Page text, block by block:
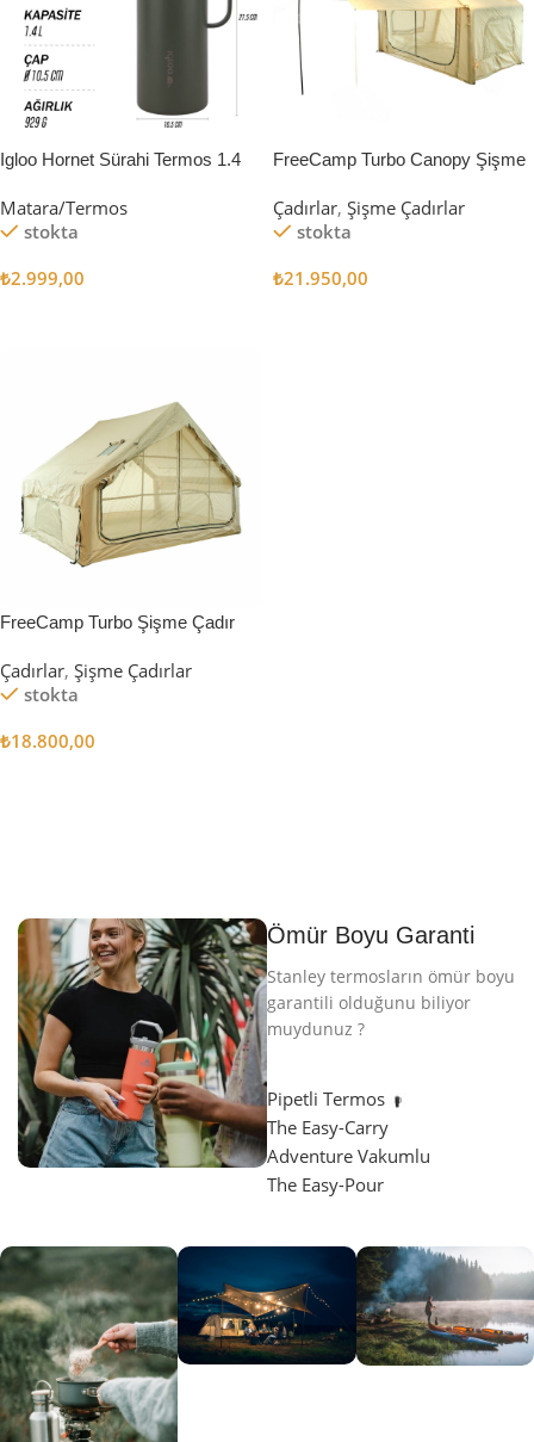
Igloo Hornet Sürahi Termos 1.4
Matara/Termos
stokta
₺2.999,00
FreeCamp Turbo Canopy Şişme
Çadırlar, Şişme Çadırlar
stokta
₺21.950,00
FreeCamp Turbo Şişme Çadır
Çadırlar, Şişme Çadırlar
stokta
₺18.800,00
Ömür Boyu Garanti
Stanley termosların ömür boyu
garantili olduğunu biliyor
muydunuz ?
Pipetli Termos
The Easy-Carry
Adventure Vakumlu
The Easy-Pour